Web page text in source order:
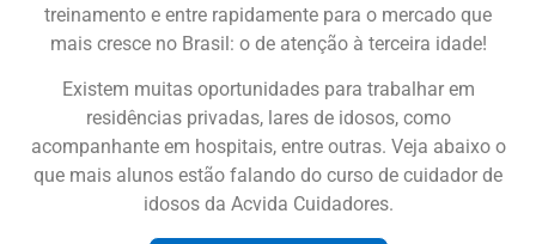
treinamento e entre rapidamente para o mercado que
mais cresce no Brasil: o de atenção à terceira idade!
Existem muitas oportunidades para trabalhar em
residências privadas, lares de idosos, como
acompanhante em hospitais, entre outras. Veja abaixo o
que mais alunos estão falando do curso de cuidador de
idosos da Acvida Cuidadores.